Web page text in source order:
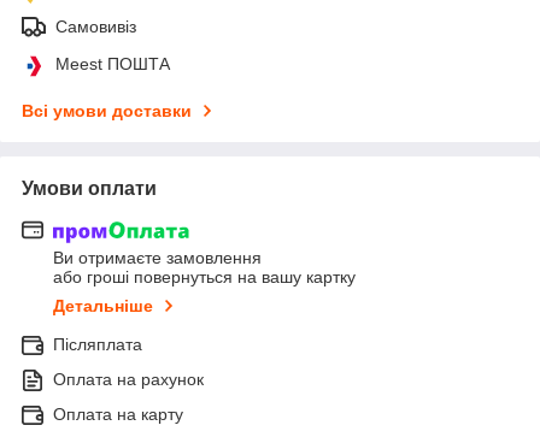
Самовивіз
Meest ПОШТА
Всі умови доставки
Умови оплати
Ви отримаєте замовлення
або гроші повернуться на вашу картку
Детальніше
Післяплата
Оплата на рахунок
Оплата на карту